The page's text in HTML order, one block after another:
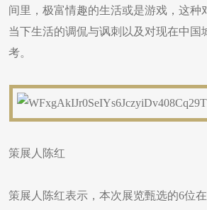
间里，极富情趣的生活或是游戏，这种
当下生活的调侃与讽刺以及对现在中国
考。
策展人陈红
策展人陈红表示，本次展览甄选的6位